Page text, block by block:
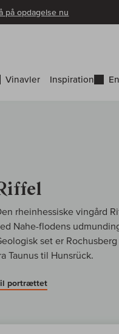
på opdagelse nu
Vinavler Inspiration
rheinhessiske vingård
Nahe-flodens
set er
Taunus til Hunsrück.
portrættet